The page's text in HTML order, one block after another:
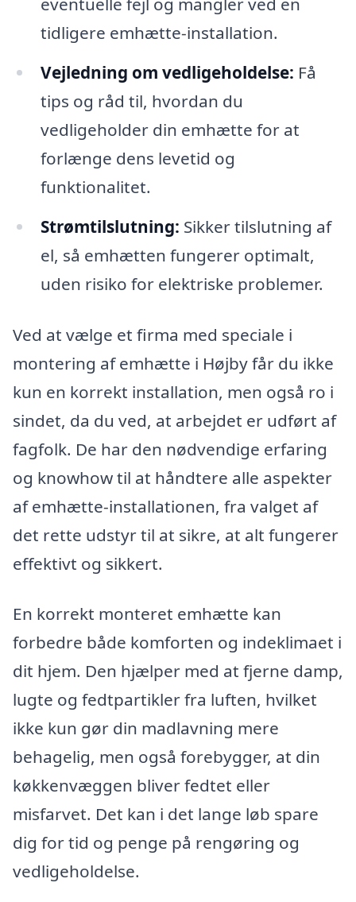
tidligere emhætte-installation.
Vejledning om vedligeholdelse: Få
tips og råd til, hvordan du
vedligeholder din emhætte for at
forlænge dens levetid og
funktionalitet.
Strømtilslutning: Sikker tilslutning af
el, så emhætten fungerer optimalt,
uden risiko for elektriske problemer.
Ved at vælge et firma med speciale i
montering af emhætte i Højby får du ikke
kun en korrekt installation, men også ro i
sindet, da du ved, at arbejdet er udført af
fagfolk. De har den nødvendige erfaring
og knowhow til at håndtere alle aspekter
af emhætte-installationen, fra valget af
det rette udstyr til at sikre, at alt fungerer
effektivt og sikkert.
En korrekt monteret emhætte kan
forbedre både komforten og indeklimaet i
dit hjem. Den hjælper med at fjerne damp,
lugte og fedtpartikler fra luften, hvilket
ikke kun gør din madlavning mere
behagelig, men også forebygger, at din
køkkenvæggen bliver fedtet eller
misfarvet. Det kan i det lange løb spare
dig for tid og penge på rengøring og
vedligeholdelse.